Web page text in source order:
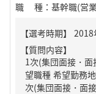
職種 ： 基幹職(営
【質問内容】
1次(集団面接・
望職種 希望勤務
次(集団面接・面